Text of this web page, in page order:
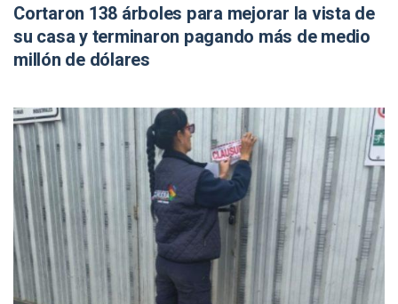
Cortaron 138 árboles para mejorar la vista de
su casa y terminaron pagando más de medio
millón de dólares